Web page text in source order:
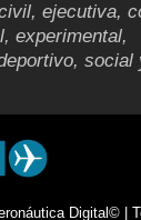
ejecutiva,
experimental,
social
Digital© |